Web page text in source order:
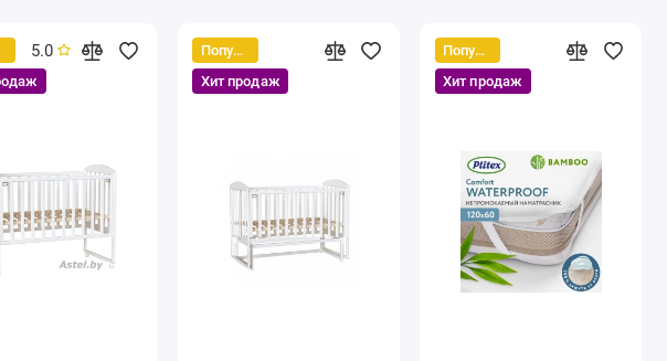
5.0
Популярный
Хит продаж
Популярный
Хит продаж